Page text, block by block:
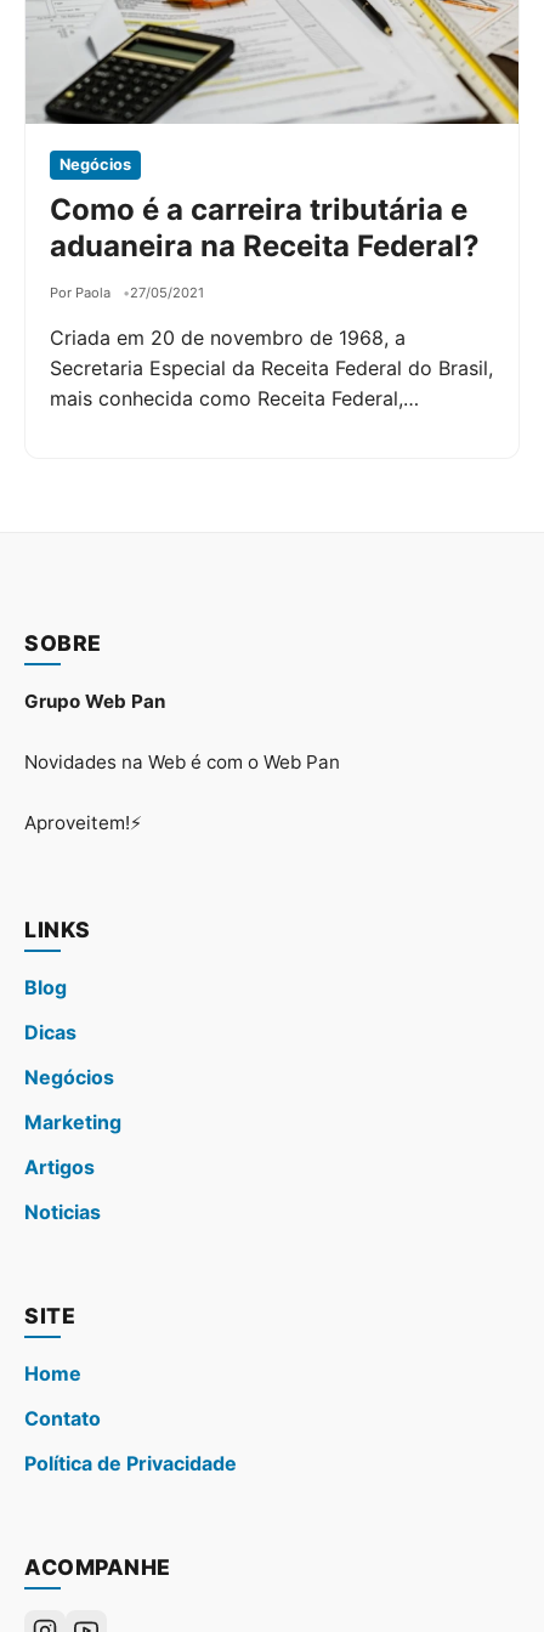
Negócios
Como é a carreira tributária e
aduaneira na Receita Federal?
Por Paola 27/05/2021
Criada em 20 de novembro de 1968, a
Secretaria Especial da Receita Federal do Brasil,
mais conhecida como Receita Federal,…
SOBRE
Grupo Web Pan
Novidades na Web é com o Web Pan
Aproveitem!⚡
LINKS
Blog
Dicas
Negócios
Marketing
Artigos
Noticias
SITE
Home
Contato
Política de Privacidade
ACOMPANHE